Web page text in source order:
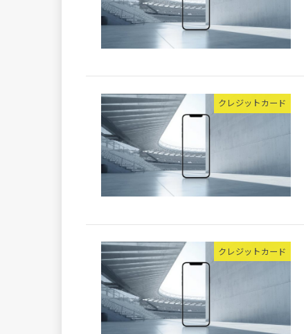
クレジットカード
クレジットカード